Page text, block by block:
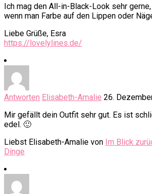
Ich mag den All-in-Black-Look sehr
wenn man Farbe auf den Lippen oder
Liebe Grüße, Esra
https://lovelylines.de/
Antworten Elisabeth-Amalie 26.
Mir gefällt dein Outfit sehr gut. Es ist
edel. 🙂
Liebst Elisabeth-Amalie von Im Blick
Dinge